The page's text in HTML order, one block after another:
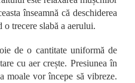
înseamnă că deschiderea
o trecere slabă a aerului.
de o cantitate uniformă de
cu aer crește. Presiunea în
moale vor începe să vibreze.